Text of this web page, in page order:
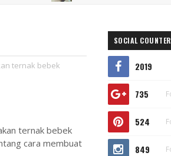
ternak bebek
ternak bebek
cara membuat
SOCIAL COUNTER
2019
735
524
849